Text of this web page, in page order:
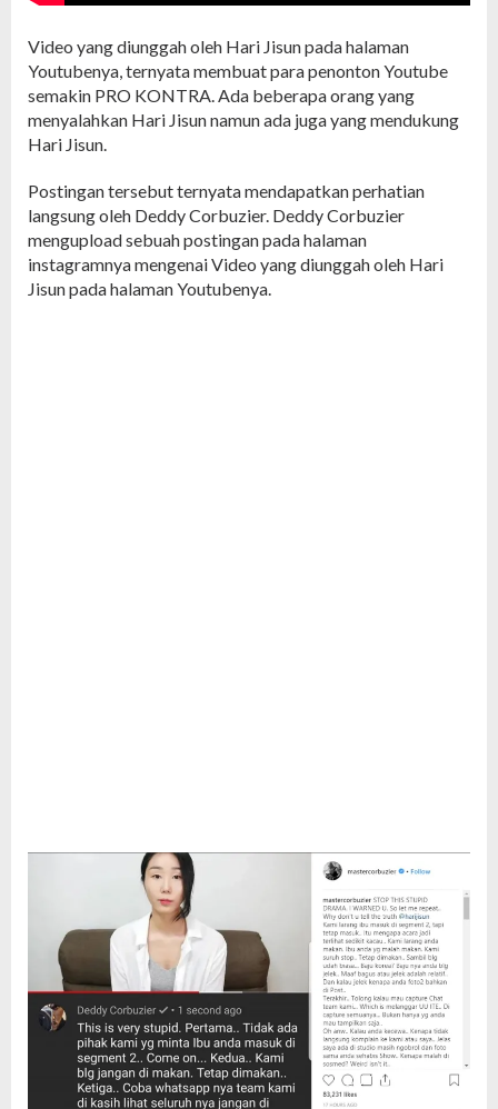
Video yang diunggah oleh Hari Jisun pada halaman
Youtubenya, ternyata membuat para penonton Youtube
semakin PRO KONTRA. Ada beberapa orang yang
menyalahkan Hari Jisun namun ada juga yang mendukung
Hari Jisun.
Postingan tersebut ternyata mendapatkan perhatian
langsung oleh Deddy Corbuzier. Deddy Corbuzier
mengupload sebuah postingan pada halaman
instagramnya mengenai Video yang diunggah oleh Hari
Jisun pada halaman Youtubenya.